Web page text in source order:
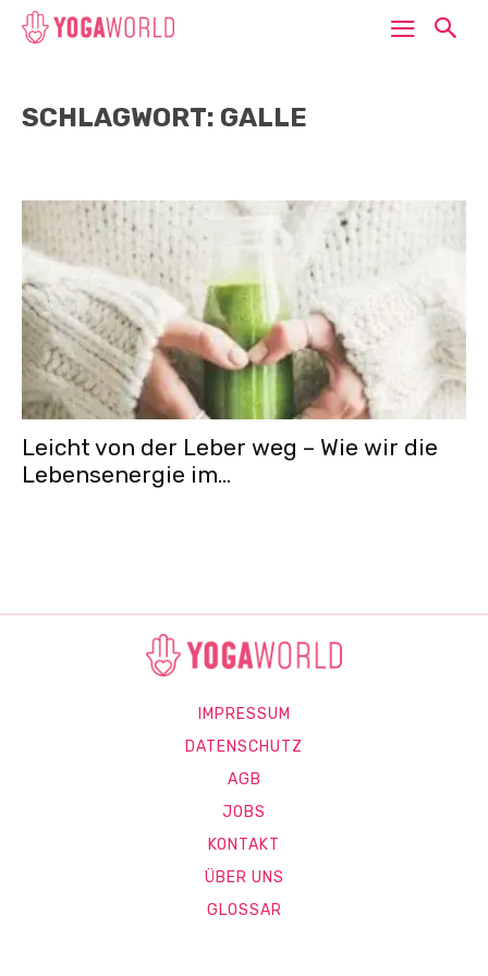
SCHLAGWORT: GALLE
Leicht von der Leber weg – Wie wir die
Lebensenergie im...
IMPRESSUM
DATENSCHUTZ
AGB
JOBS
KONTAKT
ÜBER UNS
GLOSSAR